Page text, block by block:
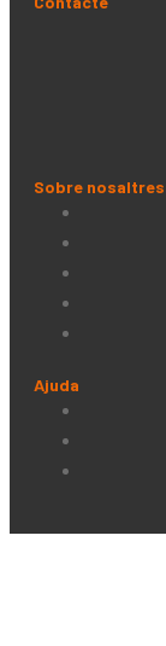
Sobre nosaltres
Ajuda